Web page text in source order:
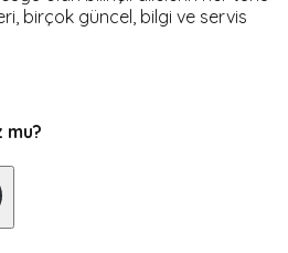
birçok güncel, bilgi ve servis
mu?